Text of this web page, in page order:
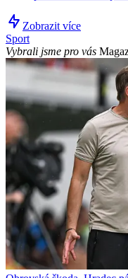
Zobrazit více
Sport
Vybrali jsme pro vás